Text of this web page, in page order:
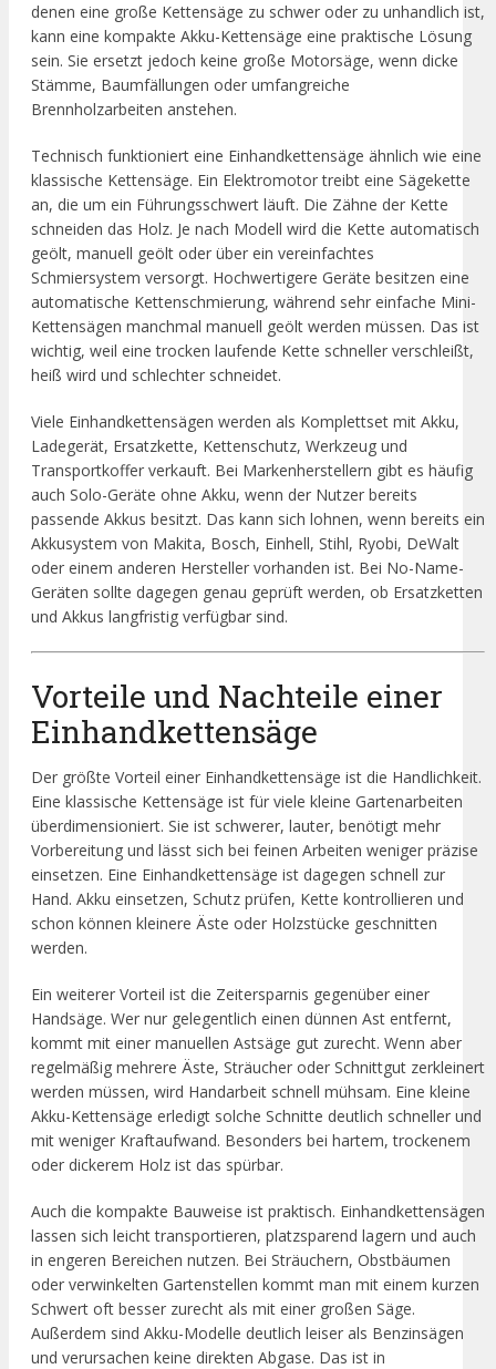
denen eine große Kettensäge zu schwer oder zu unhandlich ist,
kann eine kompakte Akku-Kettensäge eine praktische Lösung
sein. Sie ersetzt jedoch keine große Motorsäge, wenn dicke
Stämme, Baumfällungen oder umfangreiche
Brennholzarbeiten anstehen.
Technisch funktioniert eine Einhandkettensäge ähnlich wie eine
klassische Kettensäge. Ein Elektromotor treibt eine Sägekette
an, die um ein Führungsschwert läuft. Die Zähne der Kette
schneiden das Holz. Je nach Modell wird die Kette automatisch
geölt, manuell geölt oder über ein vereinfachtes
Schmiersystem versorgt. Hochwertigere Geräte besitzen eine
automatische Kettenschmierung, während sehr einfache Mini-
Kettensägen manchmal manuell geölt werden müssen. Das ist
wichtig, weil eine trocken laufende Kette schneller verschleißt,
heiß wird und schlechter schneidet.
Viele Einhandkettensägen werden als Komplettset mit Akku,
Ladegerät, Ersatzkette, Kettenschutz, Werkzeug und
Transportkoffer verkauft. Bei Markenherstellern gibt es häufig
auch Solo-Geräte ohne Akku, wenn der Nutzer bereits
passende Akkus besitzt. Das kann sich lohnen, wenn bereits ein
Akkusystem von Makita, Bosch, Einhell, Stihl, Ryobi, DeWalt
oder einem anderen Hersteller vorhanden ist. Bei No-Name-
Geräten sollte dagegen genau geprüft werden, ob Ersatzketten
und Akkus langfristig verfügbar sind.
Vorteile und Nachteile einer
Einhandkettensäge
Der größte Vorteil einer Einhandkettensäge ist die Handlichkeit.
Eine klassische Kettensäge ist für viele kleine Gartenarbeiten
überdimensioniert. Sie ist schwerer, lauter, benötigt mehr
Vorbereitung und lässt sich bei feinen Arbeiten weniger präzise
einsetzen. Eine Einhandkettensäge ist dagegen schnell zur
Hand. Akku einsetzen, Schutz prüfen, Kette kontrollieren und
schon können kleinere Äste oder Holzstücke geschnitten
werden.
Ein weiterer Vorteil ist die Zeitersparnis gegenüber einer
Handsäge. Wer nur gelegentlich einen dünnen Ast entfernt,
kommt mit einer manuellen Astsäge gut zurecht. Wenn aber
regelmäßig mehrere Äste, Sträucher oder Schnittgut zerkleinert
werden müssen, wird Handarbeit schnell mühsam. Eine kleine
Akku-Kettensäge erledigt solche Schnitte deutlich schneller und
mit weniger Kraftaufwand. Besonders bei hartem, trockenem
oder dickerem Holz ist das spürbar.
Auch die kompakte Bauweise ist praktisch. Einhandkettensägen
lassen sich leicht transportieren, platzsparend lagern und auch
in engeren Bereichen nutzen. Bei Sträuchern, Obstbäumen
oder verwinkelten Gartenstellen kommt man mit einem kurzen
Schwert oft besser zurecht als mit einer großen Säge.
Außerdem sind Akku-Modelle deutlich leiser als Benzinsägen
und verursachen keine direkten Abgase. Das ist in